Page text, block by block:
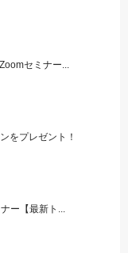
セミナー...
をプレゼント！
ー【最新ト...